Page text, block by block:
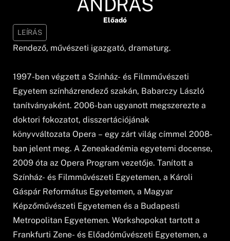
ANDRÁS
Előadó
LEÍRÁS
Rendező, művészeti igazgató, dramaturg.
1997-ben végzett a Színház- és Filmművészeti
Egyetem színházrendező szakán, Babarczy László
tanítványaként. 2006-ban ugyanott megszerezte a
doktori fokozatot, disszertációjának
könyvváltozata Opera – egy zárt világ címmel 2008-
ban jelent meg. A Zeneakadémia egyetemi docense,
2009 óta az Opera Program vezetője. Tanított a
Színház- és Filmművészeti Egyetemen, a Károli
Gáspár Református Egyetemen, a Magyar
Képzőművészeti Egyetemen és a Budapesti
Metropolitan Egyetemen. Workshopokat tartott a
Frankfurti Zene- és Előadóművészeti Egyetemen, a